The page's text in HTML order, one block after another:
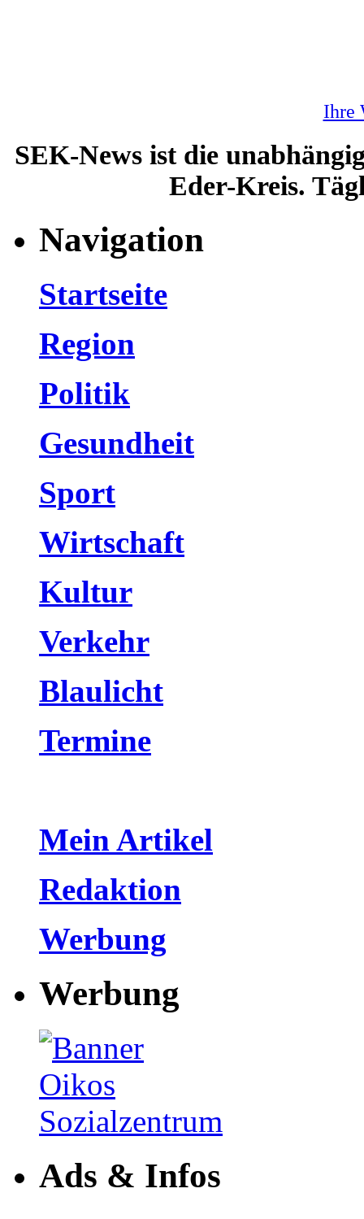
Ihre
SEK-News ist die
Eder-Kreis.
Navigation
Startseite
Region
Politik
Gesundheit
Sport
Wirtschaft
Kultur
Verkehr
Blaulicht
Termine
Mein Artikel
Redaktion
Werbung
Werbung
Ads & Infos